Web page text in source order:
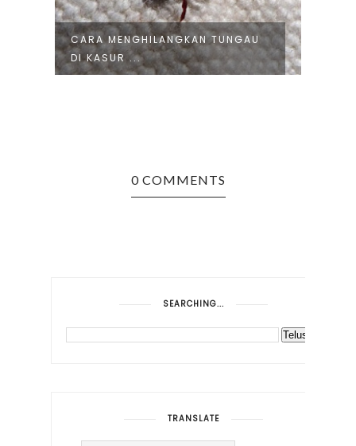
CARA MENGHILANGKAN TUNGAU
DI KASUR ...
0 COMMENTS
SEARCHING...
TRANSLATE